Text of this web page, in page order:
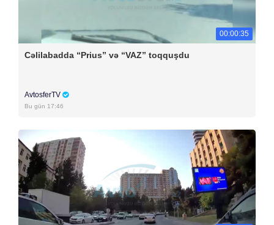
00:00:35
Cəlilabadda “Prius” və “VAZ” toqquşdu
AvtosferTV
Bu gün 17:46